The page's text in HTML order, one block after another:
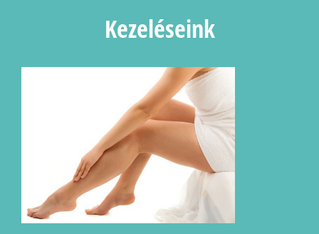
Kezeléseink